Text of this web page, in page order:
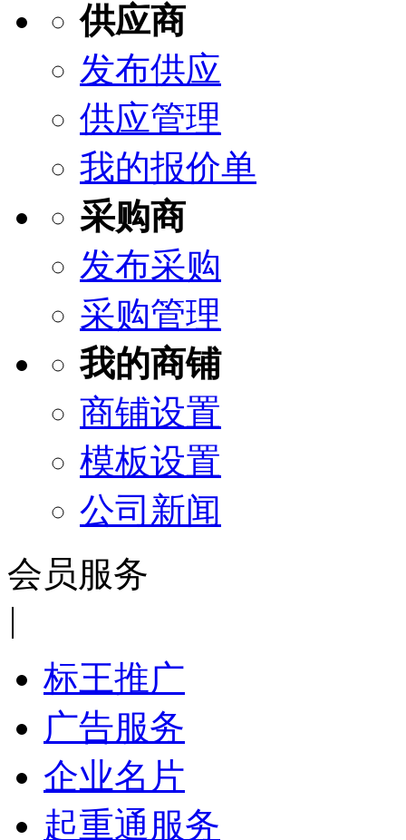
供应商
发布供应
供应管理
我的报价单
采购商
发布采购
采购管理
我的商铺
商铺设置
模板设置
公司新闻
会员服务
|
标王推广
广告服务
企业名片
起重通服务